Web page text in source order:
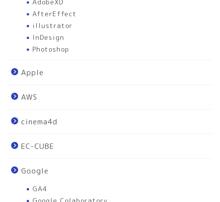
AfterEffect
illustrator
InDesign
Photoshop
Apple
AWS
cinema4d
EC-CUBE
Google
GA4
Google Colaboratory